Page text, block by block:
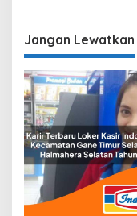
Jangan Lewatkan